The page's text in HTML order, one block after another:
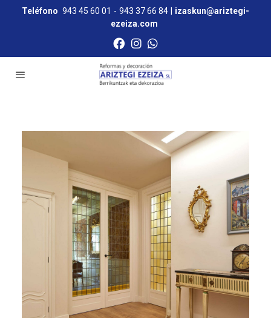
Teléfono 943 45 60 01 - 943 37 66 84
izaskun@ariztegi-
ezeiza.com